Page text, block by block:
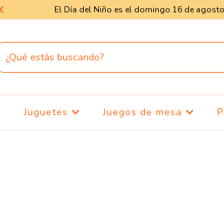
El Día del Niño es el domingo 16 de
Juguetes Juegos de mesa